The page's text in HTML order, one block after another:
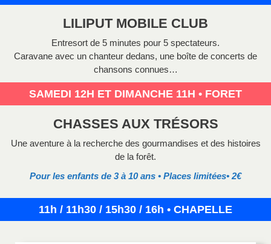
LILIPUT MOBILE CLUB
Entresort de 5 minutes pour 5 spectateurs.
Caravane avec un chanteur dedans, une boîte de concerts de
chansons connues…
SAMEDI 12H ET DIMANCHE 11H • FORET
CHASSES AUX TRÉSORS
Une aventure à la recherche des gourmandises et des histoires
de la forêt.
Pour les enfants de 3 à 10 ans • Places limitées• 2€
11h / 11h30 / 15h30 / 16h • CHAPELLE